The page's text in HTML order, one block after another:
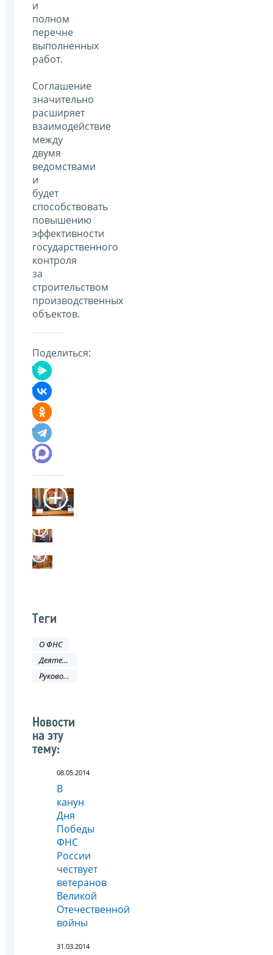
и
полном
перечне
выполненных
работ.
Соглашение
значительно
расширяет
взаимодействие
между
двумя
ведомствами
и
будет
способствовать
повышению
эффективности
государственного
контроля
за
строительством
производственных
объектов.
Поделиться:
Теги
О ФНС
Деятельность ФНС
Руководитель ФНС России
Новости
на эту
тему:
08.05.2014
В
канун
Дня
Победы
ФНС
России
чествует
ветеранов
Великой
Отечественной
войны
31.03.2014